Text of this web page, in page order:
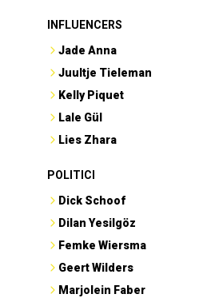
INFLUENCERS
Jade Anna
Juultje Tieleman
Kelly Piquet
Lale Gül
Lies Zhara
POLITICI
Dick Schoof
Dilan Yesilgöz
Femke Wiersma
Geert Wilders
Marjolein Faber